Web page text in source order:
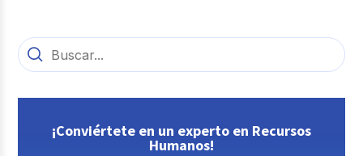
¡Conviértete en un experto en Recursos
Humanos!